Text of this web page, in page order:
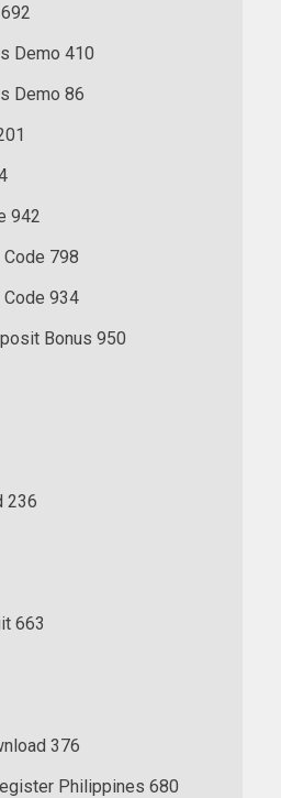
Demo 410
Demo 86
942
798
Code 934
Bonus 950
236
663
376
Philippines 680